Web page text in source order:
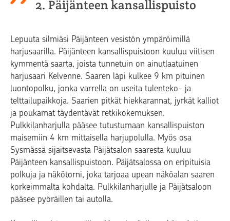
2. Päijänteen kansallispuisto
Lepuuta silmiäsi Päijänteen vesistön ympäröimillä
harjusaarilla. Päijänteen kansallispuistoon kuuluu viitisen
kymmentä saarta, joista tunnetuin on ainutlaatuinen
harjusaari Kelvenne. Saaren läpi kulkee 9 km pituinen
luontopolku, jonka varrella on useita tulenteko- ja
telttailupaikkoja. Saarien pitkät hiekkarannat, jyrkät kalliot
ja poukamat täydentävät retkikokemuksen.
Pulkkilanharjulla pääsee tutustumaan kansallispuiston
maisemiin 4 km mittaisella harjupolulla. Myös osa
Sysmässä sijaitsevasta Päijätsalon saaresta kuuluu
Päijänteen kansallispuistoon. Päijätsalossa on eripituisia
polkuja ja näkötorni, joka tarjoaa upean näköalan saaren
korkeimmalta kohdalta. Pulkkilanharjulle ja Päijätsaloon
pääsee pyöräillen tai autolla.